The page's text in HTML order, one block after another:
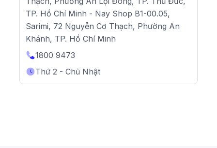
Thạch, Phường An Lợi Đông, TP. Thủ Đức,
TP. Hồ Chí Minh - Nay Shop B1-00.05,
Sarimi, 72 Nguyễn Cơ Thạch, Phường An
Khánh, TP. Hồ Chí Minh
Thứ 2 - Chủ Nhật